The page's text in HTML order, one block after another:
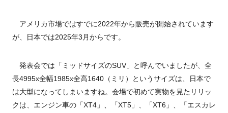
アメリカ市場ではすでに2022年から販売が開始されています
が、日本では2025年3月からです。
発表会では「ミッドサイズのSUV」と呼んでいましたが、全
長4995x全幅1985x全高1640（ミリ）というサイズは、日本で
は大型になってしまいますね。会場で初めて実物を見たリリッ
クは、エンジン車の「XT4」、「XT5」、「XT6」、「エスカレ